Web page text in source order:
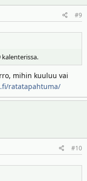
#9
mihin kuuluu vai
ratatapahtuma/
#10